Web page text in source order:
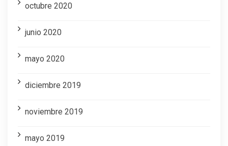
octubre 2020
junio 2020
mayo 2020
diciembre 2019
noviembre 2019
mayo 2019